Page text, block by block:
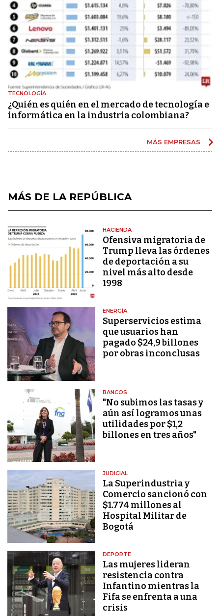
TECNOLOGÍA
¿Quién es quién en el mercado de tecnología e
informática en la industria colombiana?
MÁS EMPRESAS
MÁS DE LA REPÚBLICA
HACIENDA
Ofensiva migratoria de
Trump lleva las órdenes
de deportación a su
nivel más alto desde
1998
ENERGÍA
Superservicios estima
que usuarios han
pagado $24,9 billones
por obras inconclusas
BANCOS
"No subimos las tasas y
aún así logramos unas
utilidades por $1,2
billones en tres años"
JUDICIAL
La Superindustria y
Comercio sancionó con
$1.774 millones al
Hospital Militar de
Bogotá
DEPORTE
Las mujeres lideran
resistencia contra
Infantino mientras la
Fifa se enfrenta a una
crisis